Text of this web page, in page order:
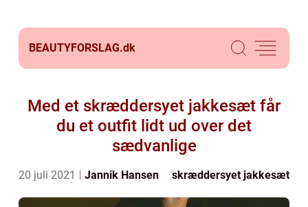
BEAUTYFORSLAG.dk
Med et skræddersyet jakkesæt får
du et outfit lidt ud over det
sædvanlige
20 juli 2021 Jannik Hansen skræddersyet jakkesæt